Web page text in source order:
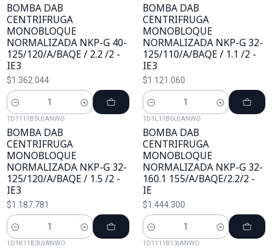
BOMBA DAB
CENTRIFRUGA
MONOBLOQUE
NORMALIZADA NKP-G 40-
125/120/A/BAQE / 2.2 /2 -
IE3
$1.362.044
Cantidad
BOMBA DAB
CENTRIFRUGA
MONOBLOQUE
NORMALIZADA NKP-G 32-
125/110/A/BAQE / 1.1 /2 -
IE3
$1.121.060
Cantidad
1D1111B5U ANWO
BOMBA DAB
CENTRIFRUGA
MONOBLOQUE
NORMALIZADA NKP-G 32-
125/120/A/BAQE / 1.5 /2 -
IE3
$1.187.781
Cantidad
1D1L11B6U ANWO
BOMBA DAB
CENTRIFRUGA
MONOBLOQUE
NORMALIZADA NKP-G 32-
160.1 155/A/BAQE/2.2/2 -
IE
$1.444.300
Cantidad
1D1K11B3U ANWO 1D1111B13 ANWO